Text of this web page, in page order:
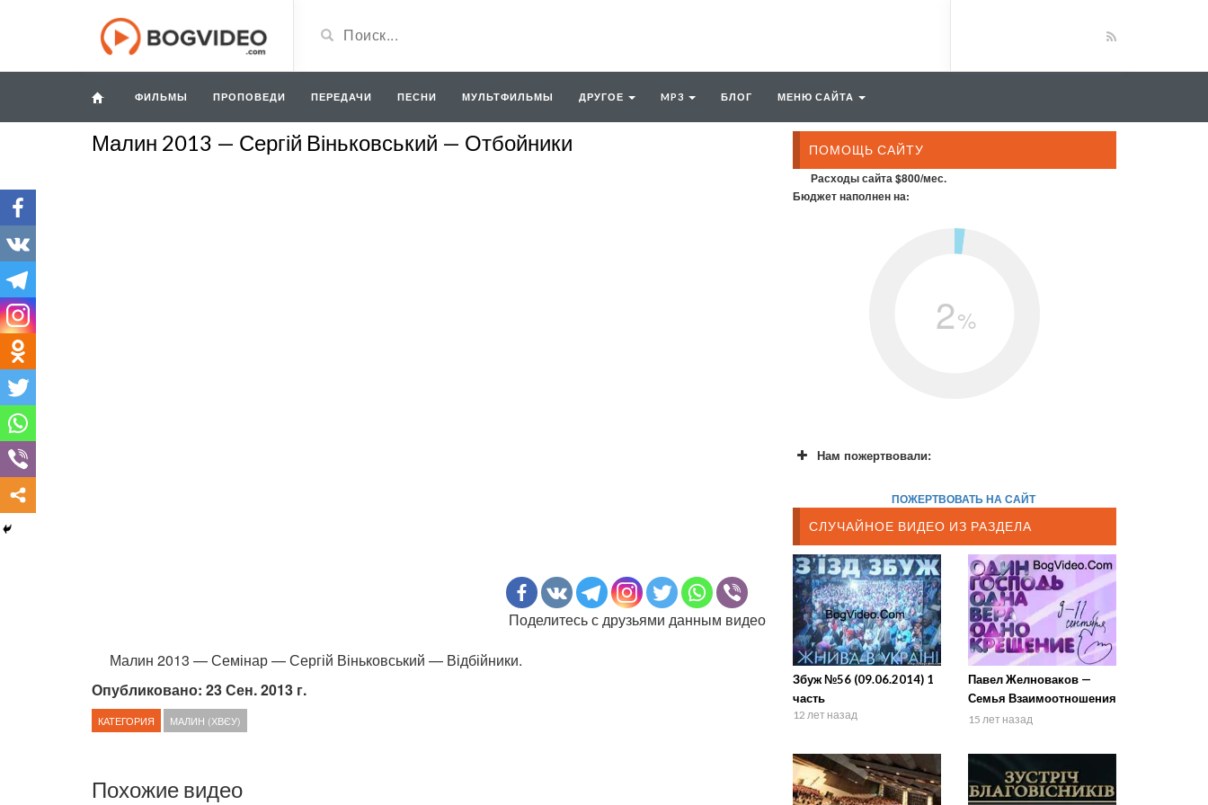
ФИЛЬМЫ ПРОПОВЕДИ ПЕРЕДАЧИ ПЕСНИ МУЛЬТФИЛЬМЫ ДРУГОЕ MP3 БЛОГ МЕНЮ САЙТА
Малин 2013 — Сергій Віньковський — Отбойники
Поделитесь с друзьями данным видео
Малин 2013 — Семінар — Сергій Віньковський — Відбійники.
Опубликовано: 23 Сен. 2013 г.
КАТЕГОРИЯ МАЛИН (ХВЄУ)
Похожие видео
ПОМОЩЬ САЙТУ
Расходы сайта $800/мес.
Бюджет наполнен на:
2%
Нам пожертвовали:
ПОЖЕРТВОВАТЬ НА САЙТ
СЛУЧАЙНОЕ ВИДЕО ИЗ РАЗДЕЛА
Збуж №56 (09.06.2014) 1
часть
12 лет назад
Павел Желноваков —
Семья Взаимоотношения
в браке 2
15 лет назад